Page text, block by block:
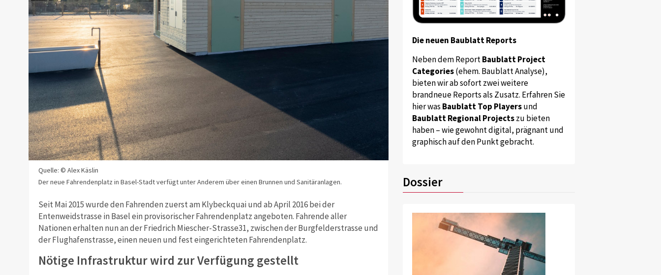
Quelle: © Alex Käslin
Der neue Fahrendenplatz in Basel-Stadt verfügt unter Anderem über einen Brunnen und Sanitäranlagen.
Seit Mai 2015 wurde den Fahrenden zuerst am Klybeckquai und ab April 2016 bei der
Entenweidstrasse in Basel ein provisorischer Fahrendenplatz angeboten. Fahrende aller
Nationen erhalten nun an der Friedrich Miescher-Strasse31, zwischen der Burgfelderstrasse und
der Flughafenstrasse, einen neuen und fest eingerichteten Fahrendenplatz.
Nötige Infrastruktur wird zur Verfügung gestellt
Die neuen Baublatt Reports
Neben dem ReportBaublatt Project
Categories(ehem. Baublatt Analyse),
bieten wir ab sofort zwei weitere
brandneue Reports als Zusatz. Erfahren Sie
hier was Baublatt Top Playersund
Baublatt Regional Projectszu bieten
haben – wie gewohnt digital, prägnant und
graphisch auf den Punkt gebracht.
Dossier